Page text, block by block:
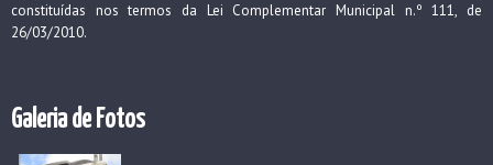
constituídas nos termos da Lei Complementar Municipal n.º 111, de
26/03/2010.
Galeria de Fotos